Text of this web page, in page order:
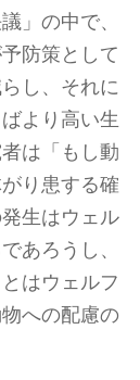
」の中で、
防策として
し、それに
より高い生
は「もし動
り患する確
生はウェル
あろうし、
はウェルフ
への配慮の